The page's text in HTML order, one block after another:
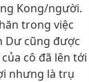
Kong/người.
trong việc
Dư cũng được
cô đã lên tới
nhưng là trụ